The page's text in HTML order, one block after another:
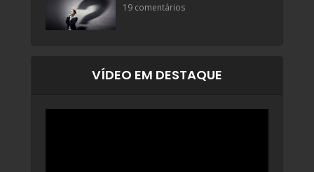
19 comentários
VÍDEO EM DESTAQUE